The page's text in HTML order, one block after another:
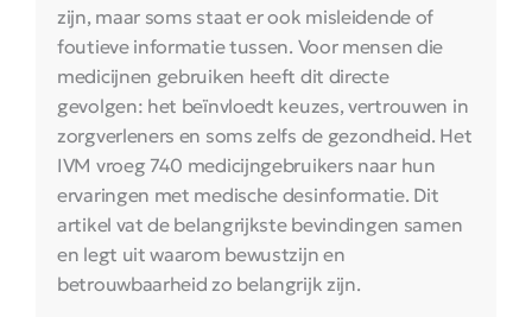
zijn, maar soms staat er ook misleidende of
foutieve informatie tussen. Voor mensen die
medicijnen gebruiken heeft dit directe
gevolgen: het beïnvloedt keuzes, vertrouwen in
zorgverleners en soms zelfs de gezondheid. Het
IVM vroeg 740 medicijngebruikers naar hun
ervaringen met medische desinformatie. Dit
artikel vat de belangrijkste bevindingen samen
en legt uit waarom bewustzijn en
betrouwbaarheid zo belangrijk zijn.